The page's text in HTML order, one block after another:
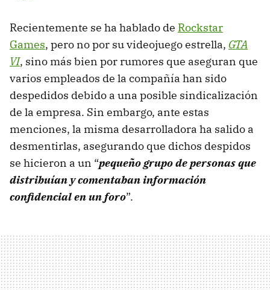
Recientemente se ha hablado de Rockstar
Games, pero no por su videojuego estrella, GTA
VI, sino más bien por rumores que aseguran que
varios empleados de la compañía han sido
despedidos debido a una posible sindicalización
de la empresa. Sin embargo, ante estas
menciones, la misma desarrolladora ha salido a
desmentirlas, asegurando que dichos despidos
se hicieron a un “pequeño grupo de personas que
distribuían y comentaban información
confidencial en un foro”.